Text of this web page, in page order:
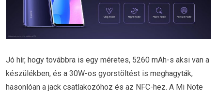
Jó hír, hogy továbbra is egy méretes, 5260 mAh-s aksi van a
készülékben, és a 30W-os gyorstöltést is meghagyták,
hasonlóan a jack csatlakozóhoz és az NFC-hez. A Mi Note